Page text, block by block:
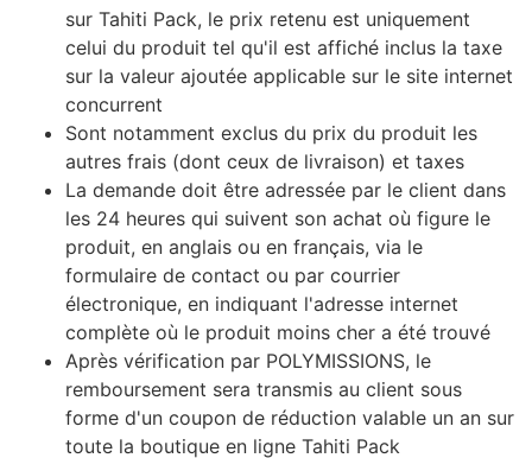
sur Tahiti Pack, le prix retenu est uniquement
celui du produit tel qu'il est affiché inclus la taxe
sur la valeur ajoutée applicable sur le site internet
concurrent
Sont notamment exclus du prix du produit les
autres frais (dont ceux de livraison) et taxes
La demande doit être adressée par le client dans
les 24 heures qui suivent son achat où figure le
produit, en anglais ou en français, via le
formulaire de contact ou par courrier
électronique, en indiquant l'adresse internet
complète où le produit moins cher a été trouvé
Après vérification par POLYMISSIONS, le
remboursement sera transmis au client sous
forme d'un coupon de réduction valable un an sur
toute la boutique en ligne Tahiti Pack